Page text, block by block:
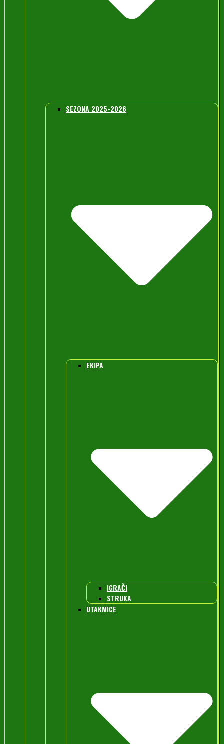
SEZONA 2025-2026
EKIPA
IGRAČI
STRUKA
UTAKMICE